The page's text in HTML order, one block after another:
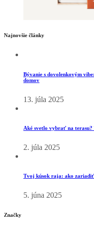
Najnovšie články
Bývanie s dovolenkovým
domov
13. júla 2025
Aké svetlo vybrať na
2. júla 2025
Tvoj kúsok raja: ako zariadiť
5. júna 2025
Značky